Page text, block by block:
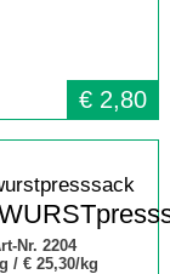
€ 2,80
Nr. 2204
g /€ 25,30/kg